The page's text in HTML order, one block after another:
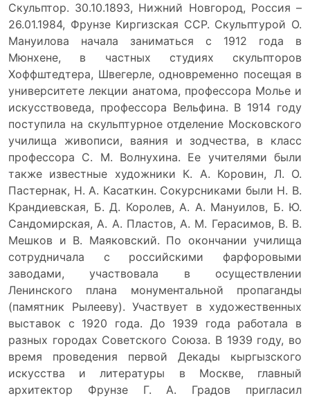
Скульптор. 30.10.1893, Нижний Новгород, Россия –
26.01.1984, Фрунзе Киргизская ССР. Скульптурой О.
Мануилова начала заниматься с 1912 года в
Мюнхене, в частных студиях скульпторов
Хоффштедтера, Швегерле, одновременно посещая в
университете лекции анатома, профессора Молье и
искусствоведа, профессора Вельфина. В 1914 году
поступила на скульптурное отделение Московского
училища живописи, ваяния и зодчества, в класс
профессора С. М. Волнухина. Ее учителями были
также известные художники К. А. Коровин, Л. О.
Пастернак, Н. А. Касаткин. Сокурсниками были Н. В.
Крандиевская, Б. Д. Королев, А. А. Мануилов, Б. Ю.
Сандомирская, А. А. Пластов, А. М. Герасимов, В. В.
Мешков и В. Маяковский. По окончании училища
сотрудничала с российскими фарфоровыми
заводами, участвовала в осуществлении
Ленинского плана монументальной пропаганды
(памятник Рылееву). Участвует в художественных
выставок с 1920 года. До 1939 года работала в
разных городах Советского Союза. В 1939 году, во
время проведения первой Декады кыргызского
искусства и литературы в Москве, главный
архитектор Фрунзе Г. А. Градов пригласил